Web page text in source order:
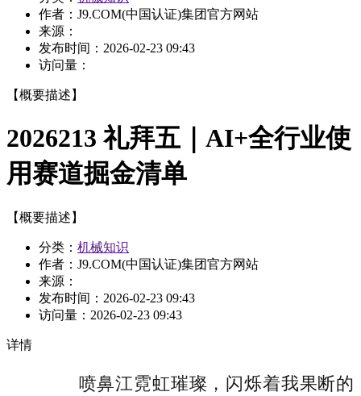
作者：J9.COM(中国认证)集团官方网站
来源：
发布时间： 2026-02-23 09:43
访问量：
【概要描述】
2026213 礼拜五｜AI+全行业使
用赛道掘金清单
【概要描述】
分类： 机械知识
作者：J9.COM(中国认证)集团官方网站
来源：
发布时间： 2026-02-23 09:43
访问量： 2026-02-23 09:43
详情
喷鼻江霓虹璀璨，闪烁着我果断的